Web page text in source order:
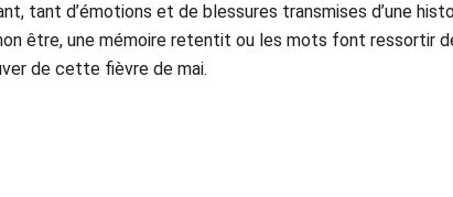
tant d’émotions et de blessures transmises d’une
être, une mémoire retentit ou les mots font ressortir
de cette fièvre de mai.